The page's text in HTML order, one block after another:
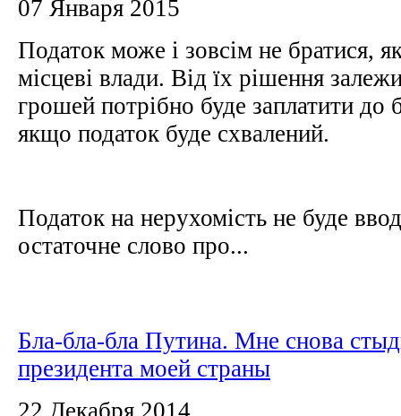
07 Января 2015
Податок може і зовсім не братися,
місцеві влади. Від їх рішення
грошей потрібно буде заплатити до
якщо податок буде схвалений.
Податок на нерухомість не буде
остаточне слово про...
Бла-бла-бла Путина. Мне снова
президента моей страны
22 Декабря 2014